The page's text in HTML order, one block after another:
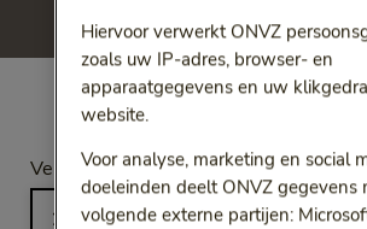
Selecteer jaar
Vergoeding voor:
Bij het kiezen van een optie volgt een
Hiervoor verwerkt ONVZ
zoals uw IP-adres, browser- en
apparaatgegevens en uw
website.
Voor analyse, marketing en social
doeleinden deelt ONVZ gegevens
volgende externe partijen: